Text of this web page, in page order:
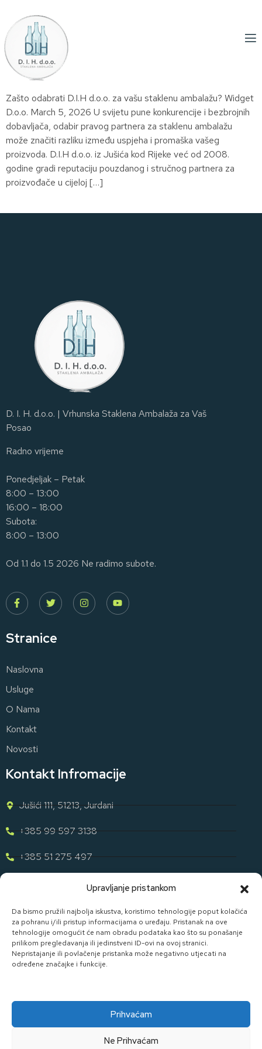
Upravljanje pristankom
Da bismo pružili najbolja iskustva, koristimo tehnologije poput kolačića
za pohranu i/ili pristup informacijama o uređaju. Pristanak na ove
tehnologije omogućit će nam obradu podataka kao što su ponašanje
prilikom pregledavanja ili jedinstveni ID-ovi na ovoj stranici.
Nepristajanje ili povlačenje pristanka može negativno utjecati na
određene značajke i funkcije.
Prihvaćam
Ne Prihvaćam
Zašto odabrati D.I.H d.o.o. za vašu staklenu ambalažu? Widget
D.o.o. March 5, 2026 U svijetu pune konkurencije i bezbrojnih
dobavljača, odabir pravog partnera za staklenu ambalažu
može značiti razliku između uspjeha i promaška vašeg
proizvoda. D.I.H d.o.o. iz Jušića kod Rijeke već od 2008.
godine gradi reputaciju pouzdanog i stručnog partnera za
proizvođače u cijeloj […]
D. I. H. d.o.o. | Vrhunska Staklena Ambalaža za Vaš
Posao
Radno vrijeme
Ponedjeljak – Petak
8:00 – 13:00
16:00 – 18:00
Subota:
8:00 – 13:00
Od 1.1 do 1.5 2026 Ne radimo subote.
Stranice
Naslovna
Usluge
O Nama
Kontakt
Novosti
Kontakt Infromacije
Jušići 111, 51213, Jurdani
+385 99 597 3138
+385 51 275 497
eugen.dih@gmail.com
Naša Ponuda
Otkrijte cijelu našu ponudu u svijetu staklene ambalaže uz D. I.
H.